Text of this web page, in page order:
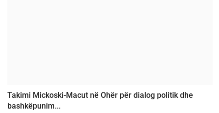
Takimi Mickoski-Macut në Ohër për dialog politik dhe
bashkëpunim...